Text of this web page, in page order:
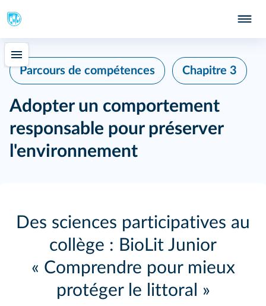
Parcours de compétences Chapitre 3
Adopter un comportement
responsable pour préserver
l'environnement
Des sciences participatives au
collège : BioLit Junior
« Comprendre pour mieux
protéger le littoral »